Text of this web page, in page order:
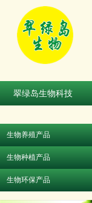
翠绿岛生物科技
生物养殖产品
生物种植产品
生物环保产品